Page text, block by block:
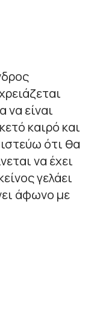
να είναι
καιρό και
ότι θα
να έχει
γελάει
άφωνο με